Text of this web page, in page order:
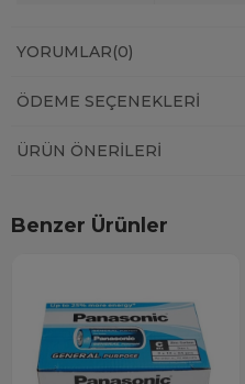
YORUMLAR(0)
ÖDEME SEÇENEKLERI
ÜRÜN ÖNERILERI
Benzer Ürünler